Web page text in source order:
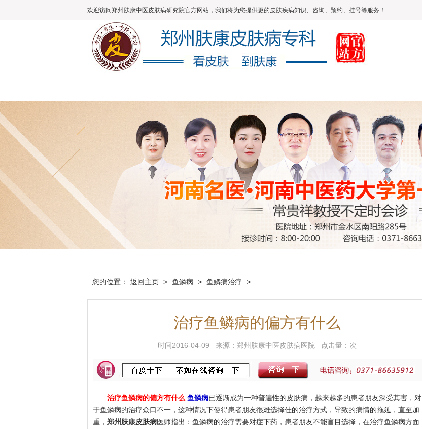
欢迎访问郑州肤康中医皮肤病研究院官方网站，我们将为您提供更的皮肤疾病知识、咨询、预约、挂号等服务！
您的位置： 返回主页 > 鱼鳞病 > 鱼鳞病治疗 >
治疗鱼鳞病的偏方有什么
时间2016-04-09 来源：郑州肤康中医皮肤病医院 点击量： 次
治疗鱼鳞病的偏方有什么 鱼鳞病已逐渐成为一种普遍性的皮肤病，越来越多的患者朋友深受其害，对
于鱼鳞病的治疗众口不一，这种情况下使得患者朋友很难选择佳的治疗方式，导致的病情的拖延，直至加
重， 郑州肤康皮肤病医师指出：鱼鳞病的治疗需要对症下药，患者朋友不能盲目选择，在治疗鱼鳞病方面